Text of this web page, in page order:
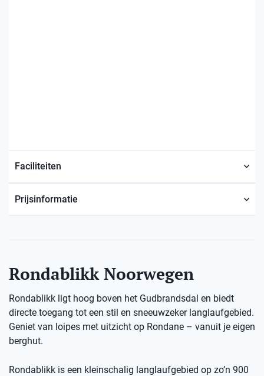
Faciliteiten
Prijsinformatie
Rondablikk Noorwegen
Rondablikk ligt hoog boven het Gudbrandsdal en biedt
directe toegang tot een stil en sneeuwzeker langlaufgebied.
Geniet van loipes met uitzicht op Rondane – vanuit je eigen
berghut.
Rondablikk is een kleinschalig langlaufgebied op zo’n 900